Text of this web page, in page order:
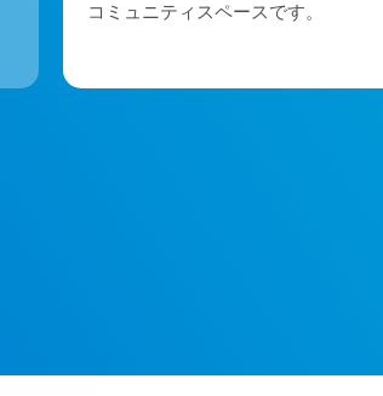
コミュニティスペースです。